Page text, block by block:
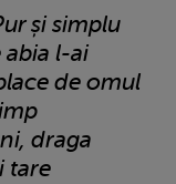
și simplu
abia l-ai
de omul
draga
tare